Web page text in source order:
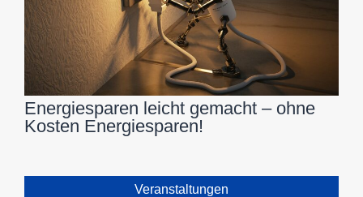
Energiesparen leicht gemacht – ohne
Kosten Energiesparen!
Veranstaltungen